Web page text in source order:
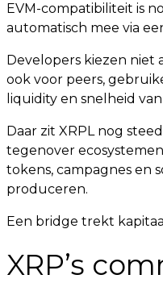
EVM-compatibiliteit is
automatisch mee via
Developers kiezen niet
ook voor peers,
liquidity en snelheid
Daar zit XRPL nog
tegenover
tokens, campagnes en
produceren.
Een bridge trekt
XRP’s